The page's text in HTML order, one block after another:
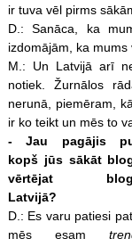
ir tuva vēl pirms
D.: Sanāca, ka
izdomājām, ka mums
M.: Un Latvijā arī
notiek. Žurnālos
nerunā, piemēram,
ir ko teikt un mēs to
- Jau pagājis
kopš jūs sākāt
vērtējat
Latvijā?
D.: Es varu patiesi
mēs esam